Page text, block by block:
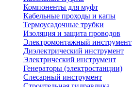
Компоненты для муфт
Кабельные проходы и капы
Термоусадочные трубки
Изоляция и защита проводов
Электромонтажный инструмент
Диэлектрический инструмент
Электрический инструмент
Генераторы (электростанции)
Слесарный инструмент